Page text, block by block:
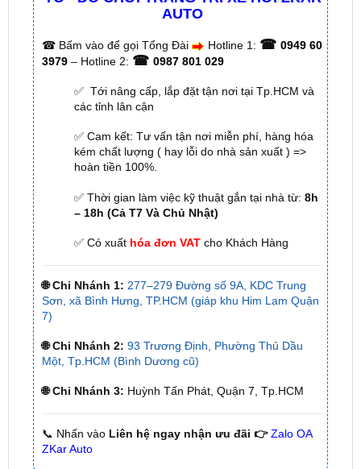
☎Bấm vào để gọi Tổng Đài Hotline 1:
0949 60
0987 801 029
✅ Tới nâng cấp, lắp đặt tận nơi tại Tp.HCM và
các tỉnh lân cận
✅ Cam kết: Tư vấn tận nơi miễn phí, hàng hóa
kém chất lượng ( hay lỗi do nhà sản xuất ) =>
✅ Thời gian làm việc kỹ thuật gắn tại nhà từ:8h
– 18h (Cả T7 Và Chủ Nhật)
✅ Có xuấthóa đơn VATcho Khách Hàng
🌐 Chi Nhánh 1: 277–279 Đường số 9A, KDC Trung
🌐 Chi Nhánh 2: 93 Trương Định, Phường Thủ Dầu
Một, Tp.HCM (Bình Dương cũ)
🌐 Chi Nhánh 3: Huỳnh Tấn Phát, Quận 7, Tp.HCM
📞 Nhấn vàoLiên hệ ngay nhận ưu đãi 👉 Zalo OA
Đánh Giá Xe Ford Ecosport Hiện Nay